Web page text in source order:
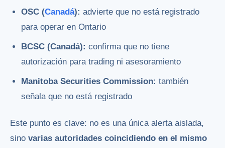
OSC (Canadá): advierte que no está registrado
para operar en Ontario
BCSC (Canadá): confirma que no tiene
autorización para trading ni asesoramiento
Manitoba Securities Commission: también
señala que no está registrado
Este punto es clave: no es una única alerta aislada,
sino varias autoridades coincidiendo en el mismo